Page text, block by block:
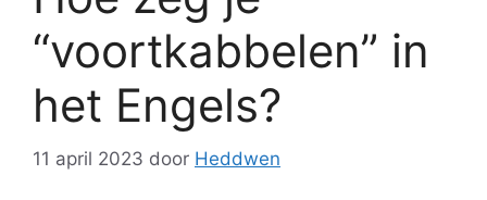
“voortkabbelen” in
het Engels?
11 april 2023 door Heddwen